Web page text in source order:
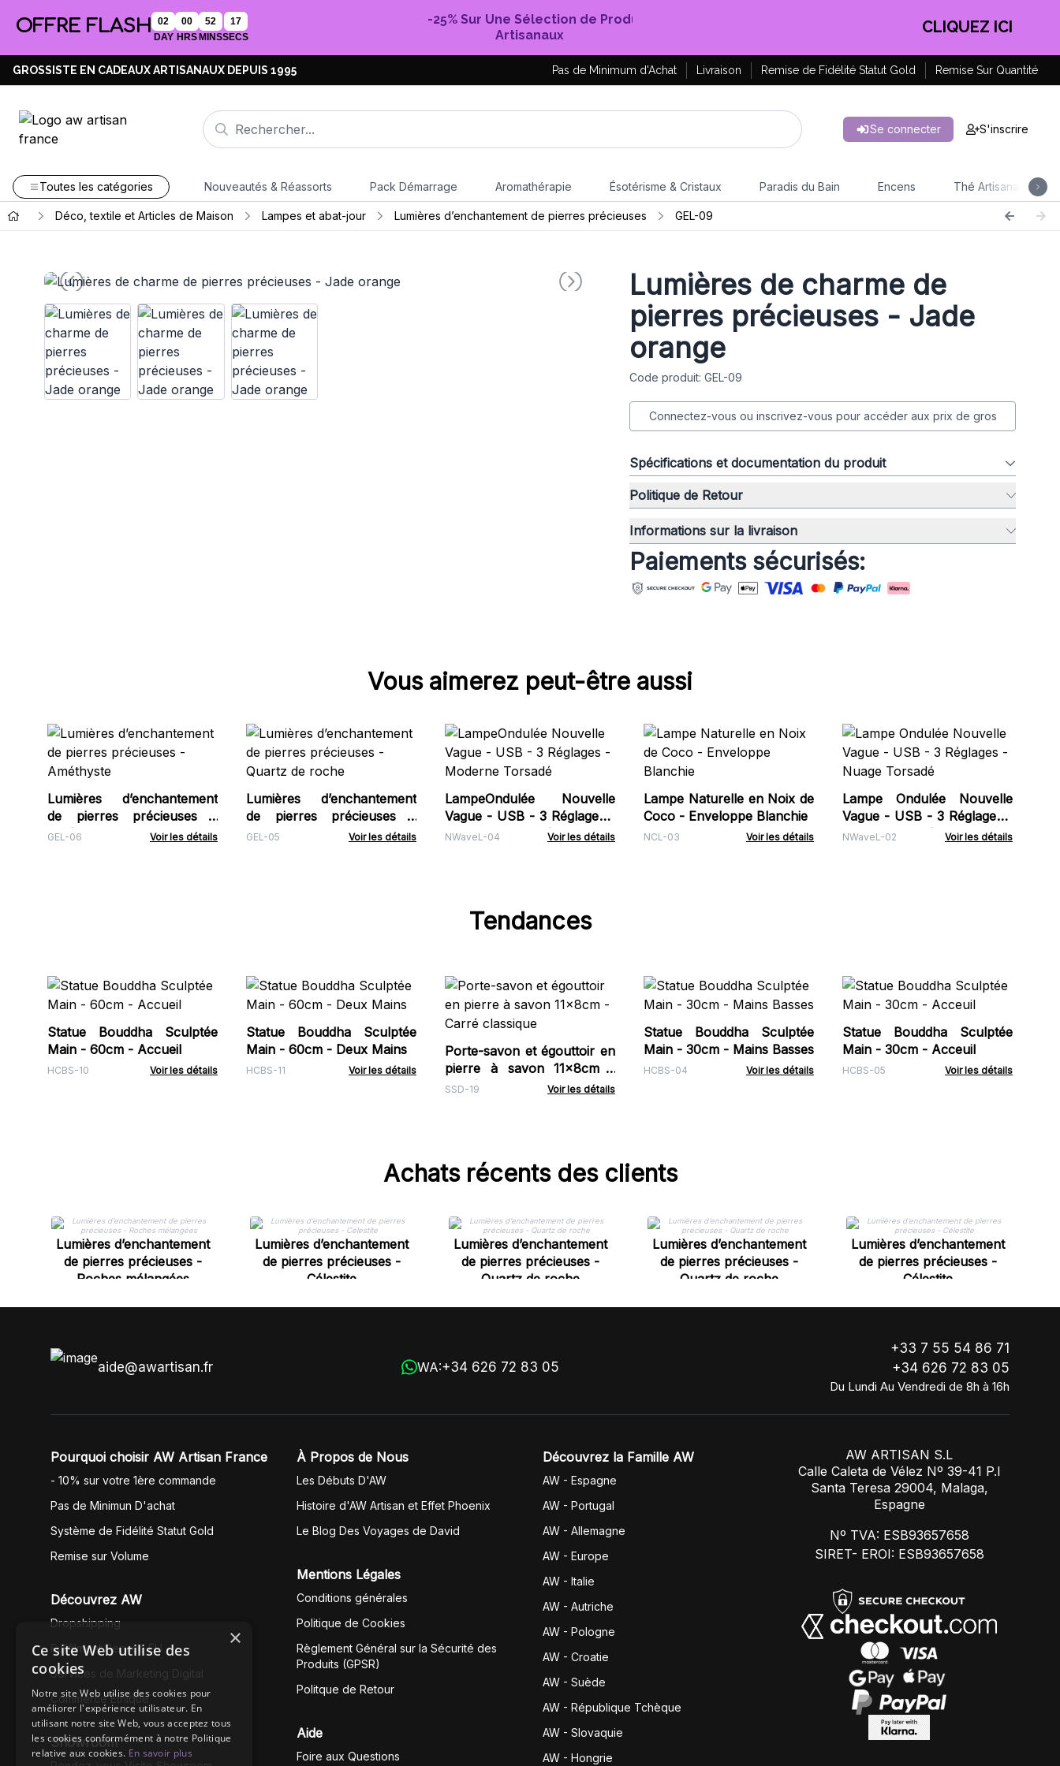
OFFRE FLASH
02
DAY
00
HRS
52
MINS
16
SECS
-25% Sur Une Sélection de Produits
Artisanaux
EN PROFITER !
GROSSISTE EN CADEAUX ARTISANAUX DEPUIS 1995 Pas de Minimum d'Achat Livraison Remise de Fidélité Statut Gold Remise Sur Quantité
Se connecter S'inscrire
Toutes les catégories Nouveautés & Réassorts Pack Démarrage Aromathérapie Ésotérisme & Cristaux Paradis du Bain Encens Thé Artisanal
Déco, textile et Articles de Maison Lampes et abat-jour Lumières d’enchantement de pierres précieuses GEL-09
Lumières de charme de
pierres précieuses - Jade
orange
Code produit: GEL-09
Connectez-vous ou inscrivez-vous pour accéder aux prix de gros
Spécifications et documentation du produit
Politique de Retour
Informations sur la livraison
Paiements sécurisés:
Vous aimerez peut-être aussi
Lumières d’enchantement
de pierres précieuses -
Améthyste
GEL-06 Voir les détails
Lumières d’enchantement
de pierres précieuses -
Quartz de roche
GEL-05 Voir les détails
LampeOndulée Nouvelle
Vague - USB - 3 Réglages -
Moderne Torsadé
NWaveL-04 Voir les détails
Lampe Naturelle en Noix de
Coco - Enveloppe Blanchie
NCL-03 Voir les détails
Lampe Ondulée Nouvelle
Vague - USB - 3 Réglages -
Nuage Torsadé
NWaveL-02 Voir les détails
Tendances
Statue Bouddha Sculptée
Main - 60cm - Accueil
HCBS-10 Voir les détails
Statue Bouddha Sculptée
Main - 60cm - Deux Mains
HCBS-11 Voir les détails
Porte-savon et égouttoir en
pierre à savon 11x8cm -
Carré classique
SSD-19 Voir les détails
Statue Bouddha Sculptée
Main - 30cm - Mains Basses
HCBS-04 Voir les détails
Statue Bouddha Sculptée
Main - 30cm - Acceuil
HCBS-05 Voir les détails
Achats récents des clients
Lumières d’enchantement
de pierres précieuses -
Roches mélangées
Lumières d’enchantement
de pierres précieuses -
Célestite
Lumières d’enchantement
de pierres précieuses -
Quartz de roche
Lumières d’enchantement
de pierres précieuses -
Quartz de roche
Lumières d’enchantement
de pierres précieuses -
Célestite
aide@awartisan.fr WA:+34 626 72 83 05
+33 7 55 54 86 71
+34 626 72 83 05
Du Lundi Au Vendredi de 8h à 16h
Pourquoi choisir AW Artisan France
- 10% sur votre 1ère commande
Pas de Minimun D'achat
Système de Fidélité Statut Gold
Remise sur Volume
Découvrez AW
Dropshipping
Fullfilment Service EU
Services de Marketing Digital
Commerce Éthique
Showroom
À Propos de Nous
Les Débuts D'AW
Histoire d'AW Artisan et Effet Phoenix
Le Blog Des Voyages de David
Mentions Légales
Conditions générales
Politique de Cookies
Règlement Général sur la Sécurité des
Produits (GPSR)
Politque de Retour
Aide
Foire aux Questions
Découvrez la Famille AW
AW - Espagne
AW - Portugal
AW - Allemagne
AW - Europe
AW - Italie
AW - Autriche
AW - Pologne
AW - Croatie
AW - Suède
AW - République Tchèque
AW - Slovaquie
AW - Hongrie
AW ARTISAN S.L
Calle Caleta de Vélez Nº 39-41 P.I
Santa Teresa 29004, Malaga,
Espagne
Nº TVA: ESB93657658
SIRET- EROI: ESB93657658
×
Ce site Web utilise des
cookies
Notre site Web utilise des cookies pour
améliorer l'expérience utilisateur. En
utilisant notre site Web, vous acceptez tous
les cookies conformément à notre Politique
relative aux cookies. En savoir plus